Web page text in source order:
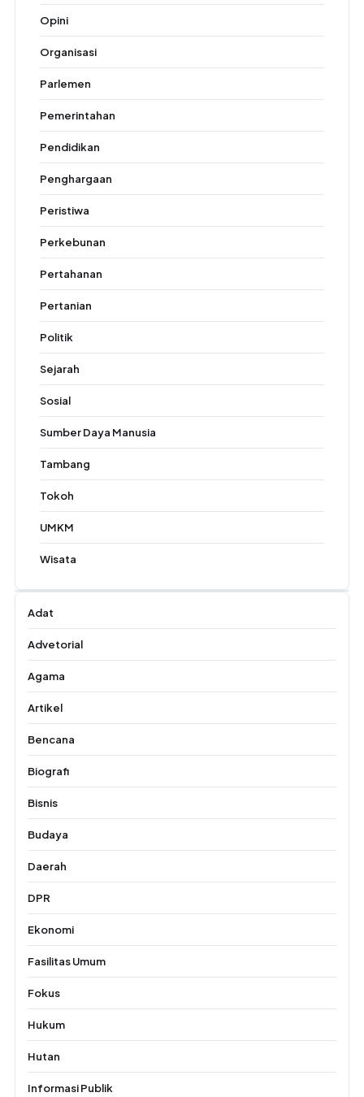
Opini
Organisasi
Parlemen
Pemerintahan
Pendidikan
Penghargaan
Peristiwa
Perkebunan
Pertahanan
Pertanian
Politik
Sejarah
Sosial
Sumber Daya Manusia
Tambang
Tokoh
UMKM
Wisata
Adat
Advetorial
Agama
Artikel
Bencana
Biografi
Bisnis
Budaya
Daerah
DPR
Ekonomi
Fasilitas Umum
Fokus
Hukum
Hutan
Informasi Publik